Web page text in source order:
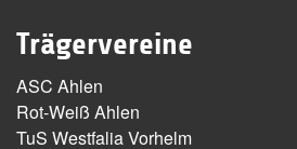
Trägervereine
ASC Ahlen
Rot-Weiß Ahlen
TuS Westfalia Vorhelm